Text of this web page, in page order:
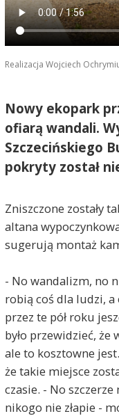
Realizacja Wojciech
Nowy ekopark
ofiarą wandali.
Szczecińskiego
pokryty został
Zniszczone zostały
altana
sugerują montaż
- No wandalizm, no
robią coś dla ludzi, a
przez te pół roku
było przewidzieć,
ale to kosztowne
że takie miejsce
czasie. - No
nikogo nie złapie -